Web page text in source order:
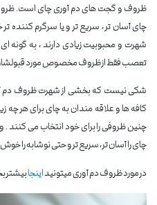
ظروف و گجت های دم آوری چای است.
چای آسان تر ، سریع تر و یا سرگرم کننده
شهرت و محبوبیت زیادی دارند ، به
تعصب فقط از ظروف مخصوص مورد قبولشان
شکی نیست که بخشی از شهرت ظروف دم
کافه ها و علاقه مندان به چای برای هر
چنین ظروفی را برای خود انتخاب می کنند .
چای را آسان تر ، سریع تر و حتی نوشابه را
در مورد ظروف دم آوری میتونیداینجابیشتر